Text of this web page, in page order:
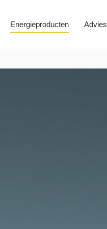
Energieproducten Advies